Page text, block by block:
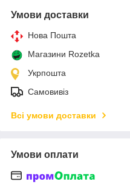
Умови доставки
Нова Пошта
Магазини Rozetka
Укрпошта
Самовивіз
Всі умови доставки
Умови оплати